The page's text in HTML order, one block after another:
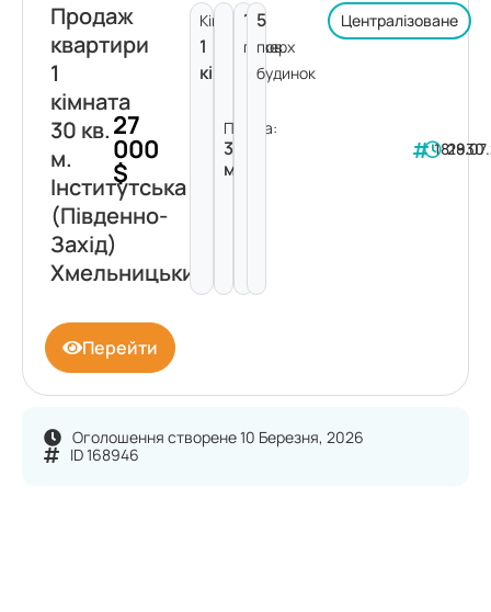
Оголошення створене 10 Березня, 2026
ID 168946
Продаж
квартири
1
кімната
30 кв.
м.
Інститутська
(Південно-
Захід)
Хмельницький
27
000
$
Кімнат:
1
кімната
Площа:
30
м²
1
поверх
5
пов.
будинок
Централізоване
181930
Перейти